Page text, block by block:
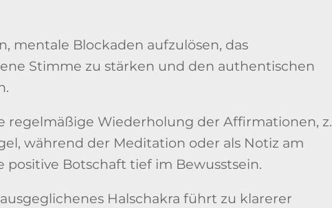
mentale Blockaden aufzulösen, das
Stimme zu stärken und den authentischen
regelmäßige Wiederholung der Affirmationen, z.
während der Meditation oder als Notiz am
positive Botschaft tief im Bewusstsein.
Halschakra führt zu klarerer